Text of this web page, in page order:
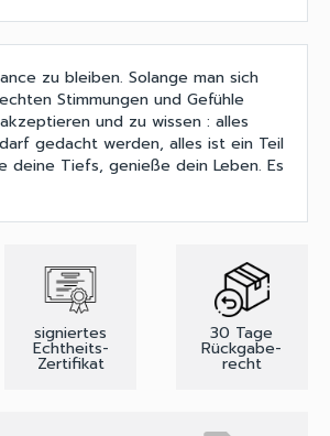
zu bleiben. Solange man sich
Stimmungen und Gefühle
und zu wissen : alles
gedacht werden, alles ist ein Teil
deine Tiefs, genieße dein Leben. Es
signiertes
Echtheits-
Zertifikat
30 Tage
Rückgabe-
recht